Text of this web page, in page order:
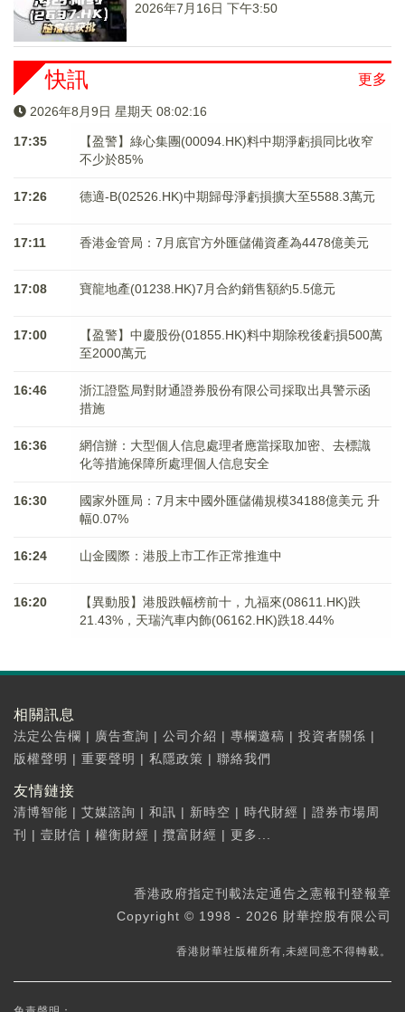
2026年7月16日 下午3:50
更多
快訊
2026年8月9日 星期天 08:02:16
17:35
【盈警】綠心集團(00094.HK)料中期淨虧損同比收窄
不少於85%
17:26 德適-B(02526.HK)中期歸母淨虧損擴大至5588.3萬元
17:11 香港金管局：7月底官方外匯儲備資產為4478億美元
17:08 寶龍地產(01238.HK)7月合約銷售額約5.5億元
17:00
【盈警】中慶股份(01855.HK)料中期除稅後虧損500萬
至2000萬元
16:46
浙江證監局對財通證券股份有限公司採取出具警示函
措施
16:36
網信辦：大型個人信息處理者應當採取加密、去標識
化等措施保障所處理個人信息安全
16:30
國家外匯局：7月末中國外匯儲備規模34188億美元 升
幅0.07%
16:24 山金國際：港股上市工作正常推進中
16:20
【異動股】港股跌幅榜前十，九福來(08611.HK)跌
21.43%，天瑞汽車内飾(06162.HK)跌18.44%
相關訊息
法定公告欄 | 廣告查詢 | 公司介紹 | 專欄邀稿 | 投資者關係 |
版權聲明 | 重要聲明 | 私隱政策 | 聯絡我們
友情鏈接
清博智能 | 艾媒諮詢 | 和訊 | 新時空 | 時代財經 | 證券市場周
刊
| 壹財信 | 權衡財經 | 攬富財經 | 更多...
香港政府指定刊載法定通告之憲報刊登報章
Copyright © 1998 - 2026 財華控股有限公司
香港財華社版權所有,未經同意不得轉載。